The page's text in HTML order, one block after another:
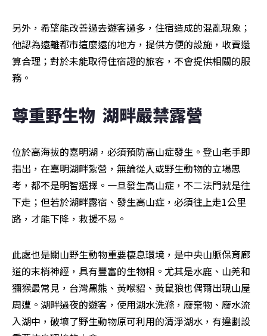
另外，希望能改善過去遊客過多，住宿造成的混亂現象；
他認為遠離都市這麼遠的地方，提供方便的設施，收費還
算合理；對於未能取得住宿證的旅客，不會提供相關的服
務。
尊重野生物  湖畔嚴禁露營
位於高海拔的嘉明湖，必須預防高山症發生。登山老手即
指出，在嘉明湖畔紮營，無論從人或野生動物的立場思
考，都不是明智選擇。一旦發生高山症，不二法門就是往
下走；但若於湖畔露宿、發生高山症，必須往上走1公里
路，才能下降，救援不易。
此處也是關山野生動物重要棲息環境，是中央山脈保育廊
道的末梢神經，具有豐富的生物相。尤其是水鹿、山羌和
獼猴最常見，台灣黑熊、黃喉貂、黃鼠狼也偶爾出現山屋
周遭。湖畔過夜的遊客，使用湖水洗滌，廢棄物、廢水流
入湖中，破壞了野生動物原可利用的清淨湖水，有違劃設